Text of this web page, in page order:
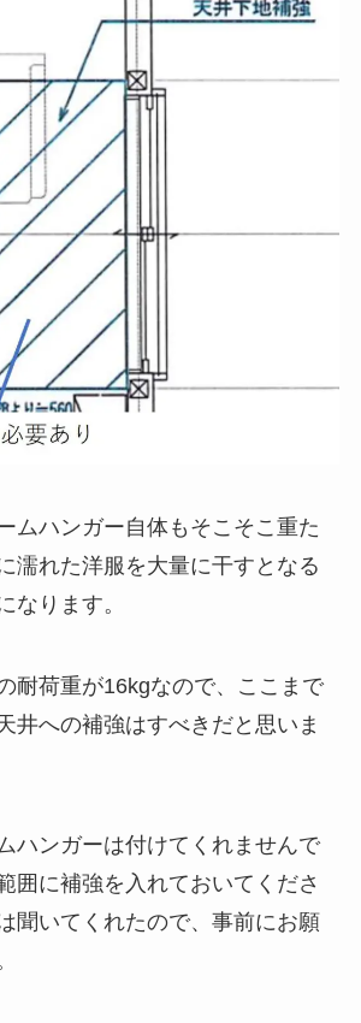
ムハンガー自体もそこそこ重た
濡れた洋服を大量に干すとなる
なります。
耐荷重が16kgなので、ここまで
井への補強はすべきだと思いま
ハンガーは付けてくれませんで
囲に補強を入れておいてくださ
聞いてくれたので、事前にお願